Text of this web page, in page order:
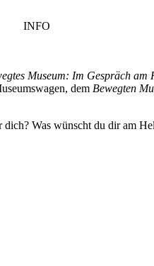
INFO
Museum: Im Gespräch am
dem Bewegten
dich? Was wünscht du dir am